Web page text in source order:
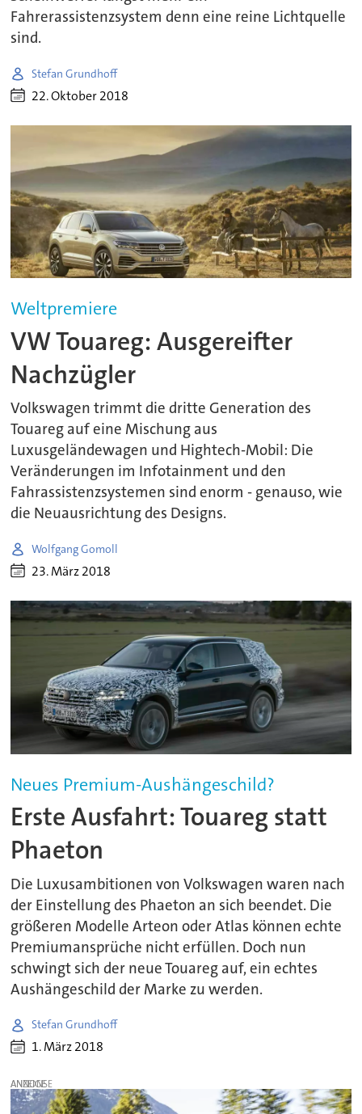
Fahrerassistenzsystem denn eine reine Lichtquelle
sind.
Stefan Grundhoff
22. Oktober 2018
Weltpremiere
VW Touareg: Ausgereifter
Nachzügler
Volkswagen trimmt die dritte Generation des
Touareg auf eine Mischung aus
Luxusgeländewagen und Hightech-Mobil: Die
Veränderungen im Infotainment und den
Fahrassistenzsystemen sind enorm - genauso, wie
die Neuausrichtung des Designs.
Wolfgang Gomoll
23. März 2018
Neues Premium-Aushängeschild?
Erste Ausfahrt: Touareg statt
Phaeton
Die Luxusambitionen von Volkswagen waren nach
der Einstellung des Phaeton an sich beendet. Die
größeren Modelle Arteon oder Atlas können echte
Premiumansprüche nicht erfüllen. Doch nun
schwingt sich der neue Touareg auf, ein echtes
Aushängeschild der Marke zu werden.
Stefan Grundhoff
1. März 2018
ANZEIGE